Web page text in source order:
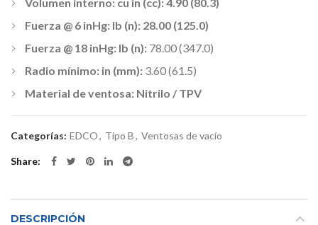
Fuerza @ 6 inHg: lb (n): 28.00 (125.0)
Fuerza @ 18 inHg: lb (n): 78.00 (347.0)
Radio mínimo: in (mm): 3.60 (61.5)
Material de ventosa: Nitrilo / TPV
Categorías: EDCO, Tipo B, Ventosas de vacío
Share
DESCRIPCIÓN